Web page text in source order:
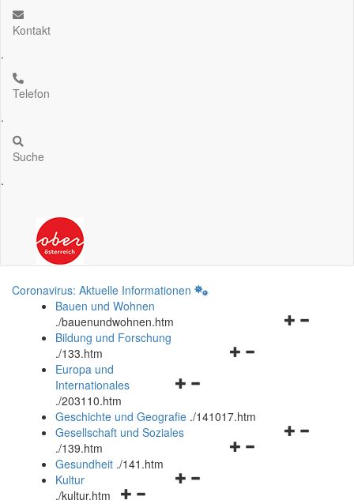
Kontakt
.
Telefon
.
Suche
.
Coronavirus: Aktuelle Informationen
Bauen und Wohnen
./bauenundwohnen.htm
Navigationsmenü
Bildung und Forschung
./133.htm
Navigationsmenü
und
schließen
Europa und
Internationales
./203110.htm
Geschichte und Geografie ./141017.htm
Navigationsmenü
Gesellschaft und Soziales
./139.htm
Navigationsmenü
Gesundheit ./141.htm
Navigationsmenü
Kultur
./kultur.htm